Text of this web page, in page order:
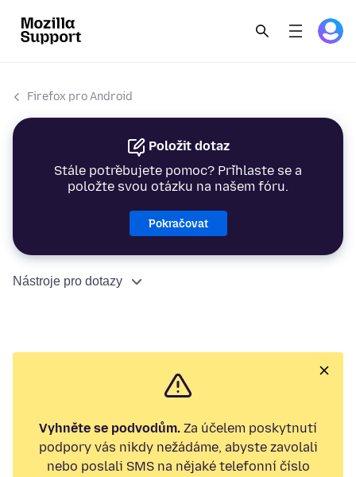
Firefox pro Android
Položit dotaz
Stále potřebujete pomoc? Přihlaste se a
položte svou otázku na našem fóru.
Pokračovat
Nástroje pro dotazy
Vyhněte se podvodům. Za účelem poskytnutí
podpory vás nikdy nežádáme, abyste zavolali
nebo poslali SMS na nějaké telefonní číslo